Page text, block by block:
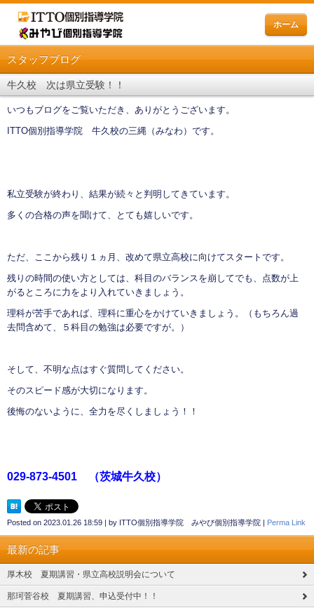
ホーム
スタッフブログ
牛久校 次は県立受験！！
いつもブログをご覧いただき、ありがとうございます。
ITTO個別指導学院 牛久校の三縄（みなわ）です。
私立受験が終わり、結果が続々と判明してきています。
多くの合格の声を聞けて、とても嬉しいです。
ただ、ここから残り１ヵ月、改めて県立高校に向けてスタートです。
残りの時間の使い方としては、科目のバランスを崩してでも、点数が上
がるところに力をより入れていきましょう。
理科が苦手であれば、理科に重心をかけていきましょう。（もちろん過
去問含めて、５科目の勉強は必要ですが。）
そして、不明な点はすぐ質問してください。
そのスピード感が大切になります。
後悔のないように、全力を尽くしましょう！！
029-873-4501 （茨城牛久校）
Posted on 2023.01.26 18:59 | by ITTO個別指導学院 みやび個別指導学院 | Perma Link
最新の記事
厚木校 夏期講習・県立高校説明会について
那珂菅谷校 夏期講習、申込受付中！！